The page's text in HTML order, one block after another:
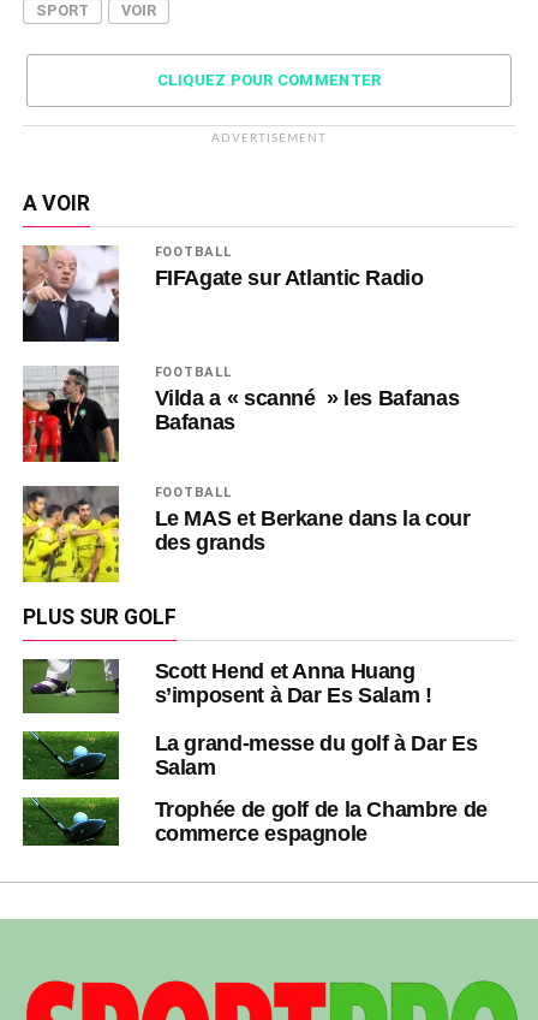
SPORT
VOIR
CLIQUEZ POUR COMMENTER
ADVERTISEMENT
A VOIR
FOOTBALL
FIFAgate sur Atlantic Radio
FOOTBALL
Vilda a « scanné » les Bafanas
Bafanas
FOOTBALL
Le MAS et Berkane dans la cour
des grands
PLUS SUR GOLF
Scott Hend et Anna Huang
s’imposent à Dar Es Salam !
La grand-messe du golf à Dar Es
Salam
Trophée de golf de la Chambre de
commerce espagnole